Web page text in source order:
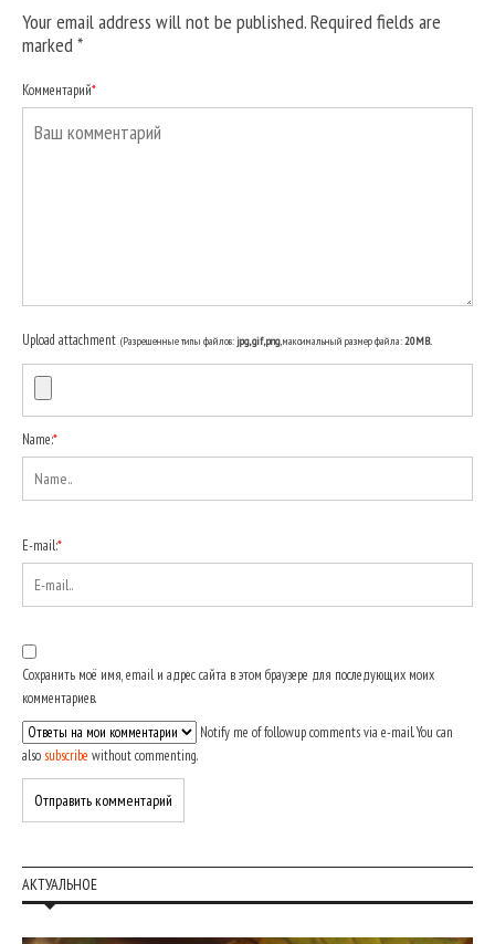
Your email address will not be published. Required fields are
marked*
Комментарий*
Upload attachment (Разрешенные типы файлов:jpg, gif, png, максимальный размер файла:20MB.
Name:*
E-mail:*
Сохранить моё имя, email и адрес сайта в этом браузере для последующих моих
комментариев.
Notify me of followup comments via e-mail. You can
also subscribe without commenting.
АКТУАЛЬНОЕ